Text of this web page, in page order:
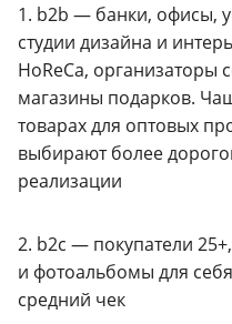
1. b2b — банки, офисы,
студии дизайна и
HoReCa, организаторы
магазины подарков.
товарах для оптовых
выбирают более
реализации
2. b2c — покупатели
и фотоальбомы для
средний чек